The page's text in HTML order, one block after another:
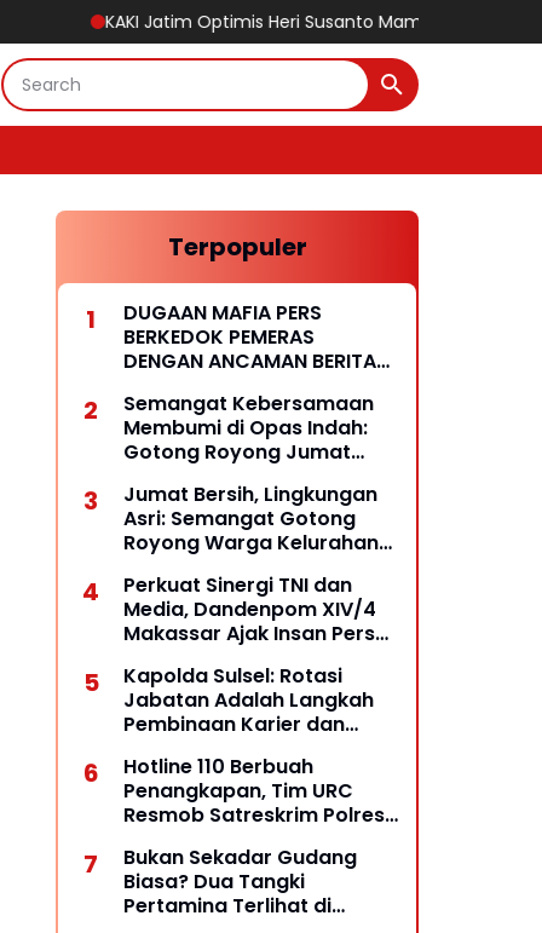
Jatim Optimis Heri Susanto Mampu Membawa KPPBC Kediri
Terpopuler
DUGAAN MAFIA PERS
BERKEDOK PEMERAS
DENGAN ANCAMAN BERITA
Semangat Kebersamaan
Membumi di Opas Indah:
Gotong Royong Jumat
dan Rukun
Jumat Bersih, Lingkungan
Asri: Semangat Gotong
Royong Warga Kelurahan
Perkuat Sinergi TNI dan
Media, Dandenpom XIV/4
Makassar Ajak Insan Pers
Kolaboratif
Kapolda Sulsel: Rotasi
Jabatan Adalah Langkah
Pembinaan Karier dan
Kamtibmas
Hotline 110 Berbuah
Penangkapan, Tim URC
Resmob Satreskrim Polres
Pelaku Pencurian
Bukan Sekadar Gudang
Biasa? Dua Tangki
Pertamina Terlihat di